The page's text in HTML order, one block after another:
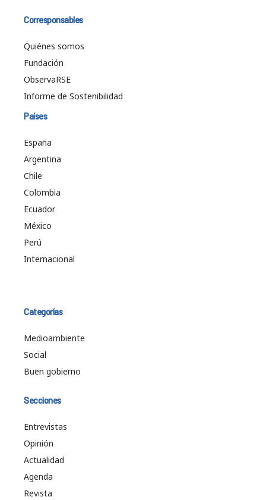
Corresponsables
Quiénes somos
Fundación
ObservaRSE
Informe de Sostenibilidad
Países
España
Argentina
Chile
Colombia
Ecuador
México
Perú
Internacional
Categorías
Medioambiente
Social
Buen gobierno
Secciones
Entrevistas
Opinión
Actualidad
Agenda
Revista